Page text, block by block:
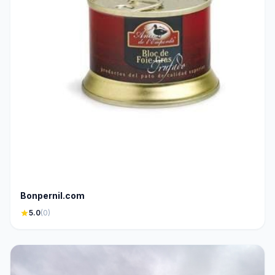
Bonpernil.com
star5.0(0)